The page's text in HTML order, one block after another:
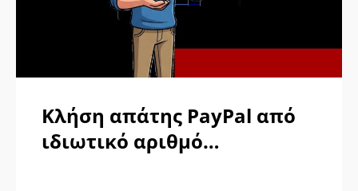
Κλήση απάτης PayPal από
ιδιωτικό αριθμό